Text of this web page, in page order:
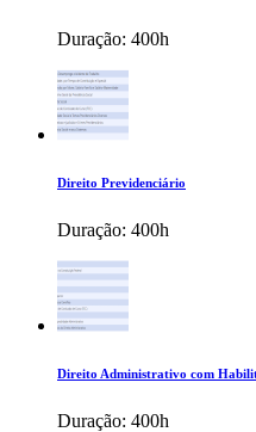
Duração: 400h
Direito Previdenciário
Duração: 400h
Direito Administrativo com
Duração: 400h